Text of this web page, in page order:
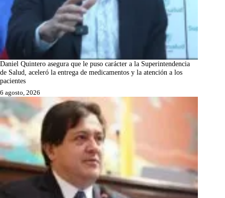
Daniel Quintero asegura que le puso carácter a la Superintendencia
de Salud, aceleró la entrega de medicamentos y la atención a los
pacientes
6 agosto, 2026